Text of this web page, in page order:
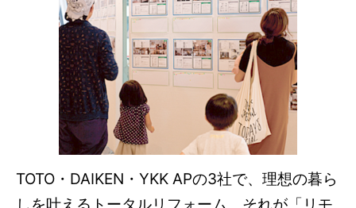
TOTO・DAIKEN・YKK APの3社で、理想の暮ら